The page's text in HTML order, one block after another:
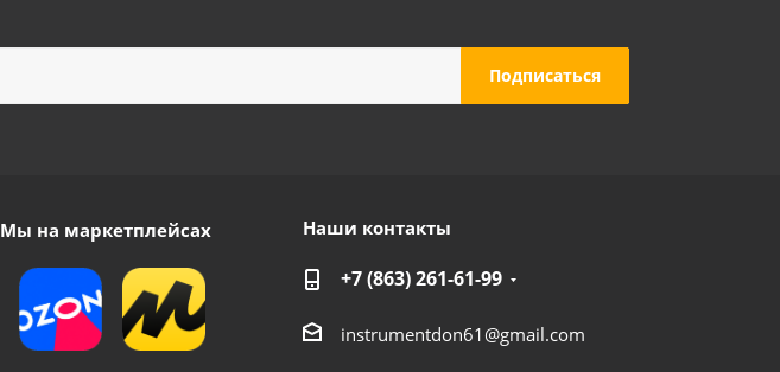
Мы на маркетплейсах Наши контакты
+7 (863) 261-61-99
instrumentdon61@gmail.com